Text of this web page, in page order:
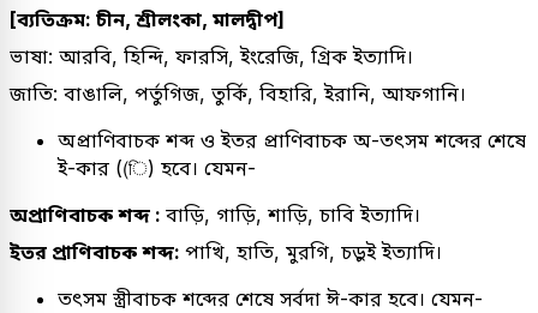
[ব্যতিক্রম: চীন, শ্রীলংকা, মালদ্বীপ]
ভাষা: আরবি, হিন্দি, ফারসি, ইংরেজি, গ্রিক ইত্যাদি।
জাতি: বাঙালি, পর্তুগিজ, তুর্কি, বিহারি, ইরানি, আফগানি।
অপ্রাণিবাচক শব্দ ও ইতর প্রাণিবাচক অ-তৎসম শব্দের শেষে
ই-কার ((ি) হবে। যেমন-
অপ্রাণিবাচক শব্দ : বাড়ি, গাড়ি, শাড়ি, চাবি ইত্যাদি।
ইতর প্রাণিবাচক শব্দ: পাখি, হাতি, মুরগি, চড়ুই ইত্যাদি।
তৎসম স্ত্রীবাচক শব্দের শেষে সর্বদা ঈ-কার হবে। যেমন-